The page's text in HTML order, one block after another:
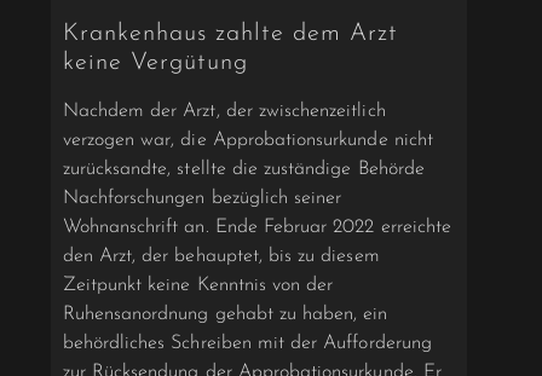
Krankenhaus zahlte dem Arzt
keine Vergütung
Nachdem der Arzt, der zwischenzeitlich
verzogen war, die Approbationsurkunde nicht
zurücksandte, stellte die zuständige Behörde
Nachforschungen bezüglich seiner
Wohnanschrift an. Ende Februar 2022 erreichte
den Arzt, der behauptet, bis zu diesem
Zeitpunkt keine Kenntnis von der
Ruhensanordnung gehabt zu haben, ein
behördliches Schreiben mit der Aufforderung